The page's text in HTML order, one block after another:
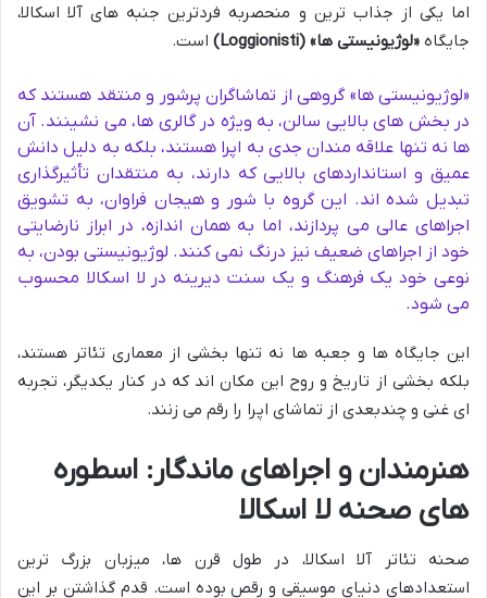
اما یکی از جذاب ترین و منحصربه فردترین جنبه های آلا اسکالا،
جایگاه «لوژیونیستی ها» (Loggionisti) است.
«لوژیونیستی ها» گروهی از تماشاگران پرشور و منتقد هستند که
در بخش های بالایی سالن، به ویژه در گالری ها، می نشینند. آن
ها نه تنها علاقه مندان جدی به اپرا هستند، بلکه به دلیل دانش
عمیق و استانداردهای بالایی که دارند، به منتقدان تأثیرگذاری
تبدیل شده اند. این گروه با شور و هیجان فراوان، به تشویق
اجراهای عالی می پردازند، اما به همان اندازه، در ابراز نارضایتی
خود از اجراهای ضعیف نیز درنگ نمی کنند. لوژیونیستی بودن، به
نوعی خود یک فرهنگ و یک سنت دیرینه در لا اسکالا محسوب
می شود.
این جایگاه ها و جعبه ها نه تنها بخشی از معماری تئاتر هستند،
بلکه بخشی از تاریخ و روح این مکان اند که در کنار یکدیگر، تجربه
ای غنی و چندبعدی از تماشای اپرا را رقم می زنند.
هنرمندان و اجراهای ماندگار: اسطوره
های صحنه لا اسکالا
صحنه تئاتر آلا اسکالا، در طول قرن ها، میزبان بزرگ ترین
استعدادهای دنیای موسیقی و رقص بوده است. قدم گذاشتن بر این